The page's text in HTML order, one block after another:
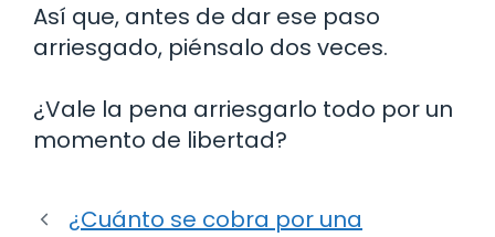
Así que, antes de dar ese paso
arriesgado, piénsalo dos veces.
¿Vale la pena arriesgarlo todo por un
momento de libertad?
¿Cuánto se cobra por una